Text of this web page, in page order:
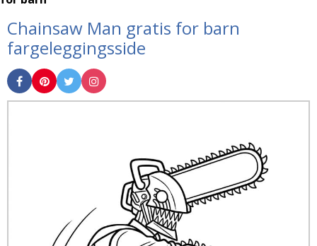
Chainsaw Man gratis for barn
fargeleggingsside